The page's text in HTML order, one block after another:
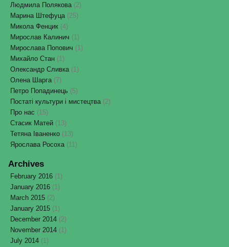
Людмила Полякова(2)
Марина Штефуца(25)
Микола Фенцик (4)
Мирослав Калинич (1)
Мирослава Попович (1)
Михайло Стан (1)
Олександр Сливка(1)
Олена Шарга(7)
Петро Попадинець (5)
Постаті культури і мистецтва(2)
Про нас (15)
Стасик Матей (13)
Тетяна Іваненко (13)
Ярослава Росоха(11)
Archives
February 2016 (1)
January 2016 (1)
March 2015 (2)
January 2015 (1)
December 2014 (2)
November 2014 (1)
July 2014 (1)